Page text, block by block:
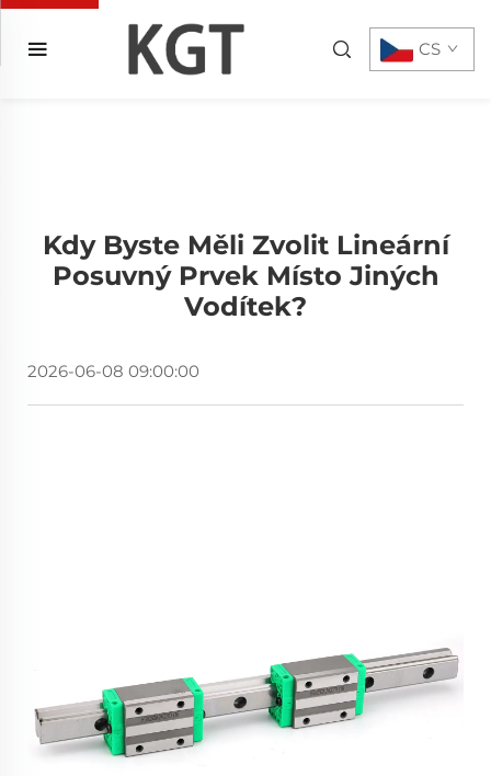
CS
Kdy Byste Měli Zvolit Lineární
Posuvný Prvek Místo Jiných
Vodítek?
2026-06-08 09:00:00